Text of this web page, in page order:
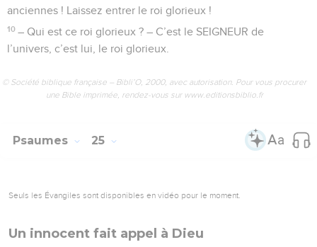
anciennes ! Laissez entrer le roi glorieux !
10 – Qui est ce roi glorieux ? – C’est le SEIGNEUR de
l’univers, c’est lui, le roi glorieux.
© Société biblique française – Bibli’O, 2000, avec autorisation. Pour vous procurer
une Bible imprimée, rendez-vous sur www.editionsbiblio.fr
Psaumes 25
Seuls les Évangiles sont disponibles en vidéo pour le moment.
Un innocent fait appel à Dieu